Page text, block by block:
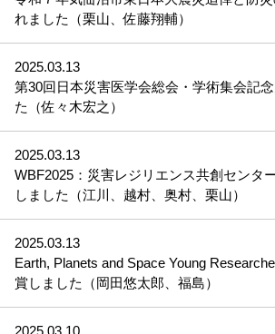
れました（栗山、佐藤翔輔）
2025.03.13
第30回日本災害医学会総会・学術集会記
た（佐々木宏之）
2025.03.13
WBF2025：災害レジリエンス共創センタ
しました（江川、越村、奥村、栗山）
2025.03.13
Earth, Planets and Space Young
賞しました（岡田悠太郎、福島）
2025.03.10